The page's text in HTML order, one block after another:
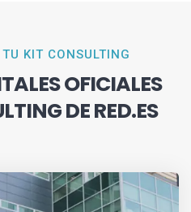
KIT CONSULTING
OFICIALES
DE RED.ES